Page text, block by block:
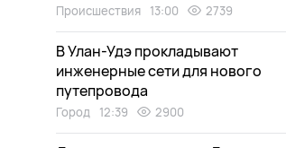
Происшествия 13:00 2739
В Улан-Удэ прокладывают
инженерные сети для нового
путепровода
Город 12:39 2900